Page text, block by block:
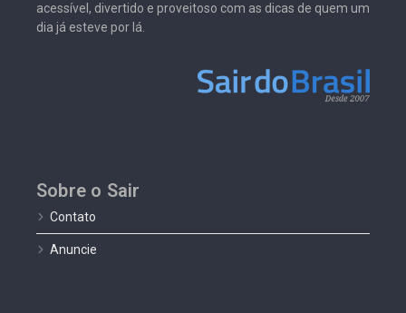
acessível, divertido e proveitoso com as dicas de quem um
dia já esteve por lá.
Sobre o Sair
Contato
Anuncie